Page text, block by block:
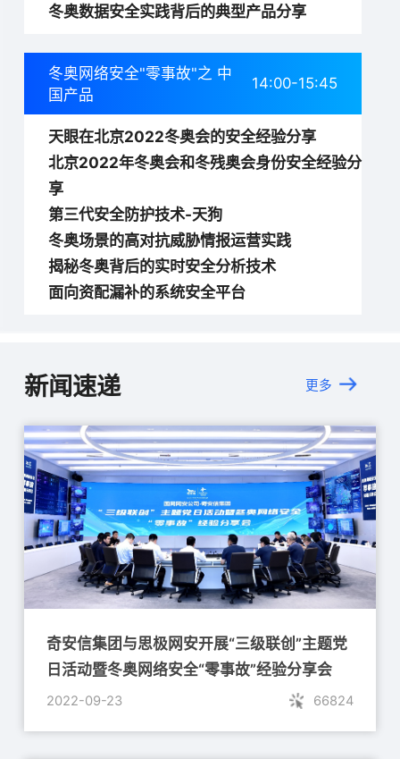
冬奥数据安全实践背后的典型产品分享
冬奥网络安全"零事故"之 中
国产品
14:00-15:45
天眼在北京2022冬奥会的安全经验分享
北京2022年冬奥会和冬残奥会身份安全经验分
享
第三代安全防护技术-天狗
冬奥场景的高对抗威胁情报运营实践
揭秘冬奥背后的实时安全分析技术
面向资配漏补的系统安全平台
新闻速递 更多
奇安信集团与思极网安开展“三级联创”主题党
日活动暨冬奥网络安全“零事故”经验分享会
2022-09-23 66824